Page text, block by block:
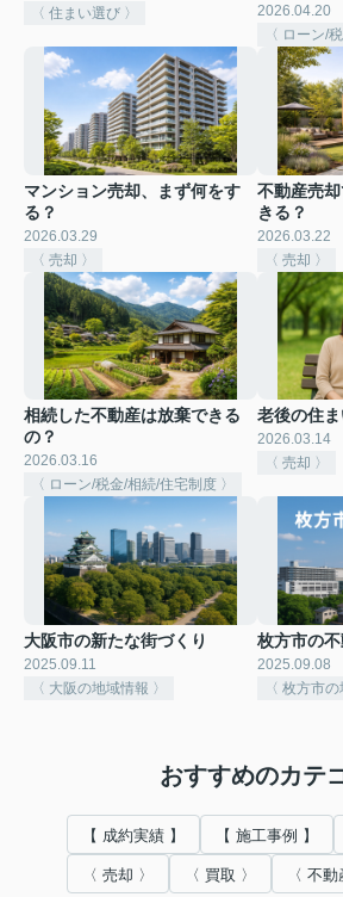
〈 住まい選び 〉
2026.04.20
〈 ローン/
マンション売却、まず何をす
る？
2026.03.29
〈 売却 〉
不動産売
きる？
2026.03.22
〈 売却 〉
相続した不動産は放棄できる
の？
2026.03.16
〈 ローン/税金/相続/住宅制度 〉
老後の住
2026.03.14
〈 売却 〉
大阪市の新たな街づくり
2025.09.11
〈 大阪の地域情報 〉
枚方市の
2025.09.08
〈 枚方市
おすすめのカテ
【 成約実績 】 【 施工事例 】
〈 売却 〉 〈 買取 〉 〈 不